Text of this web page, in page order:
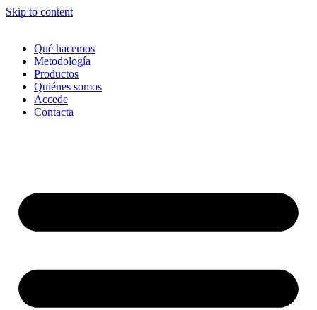
Skip to content
Qué hacemos
Metodología
Productos
Quiénes somos
Accede
Contacta